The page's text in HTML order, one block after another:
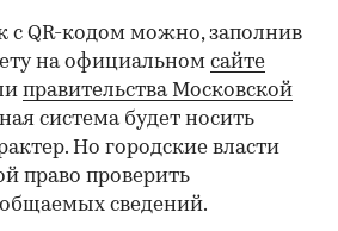
с QR-кодом можно, заполнив
на официальном сайте
правительства Московской
система будет носить
Но городские власти
право проверить
сведений.